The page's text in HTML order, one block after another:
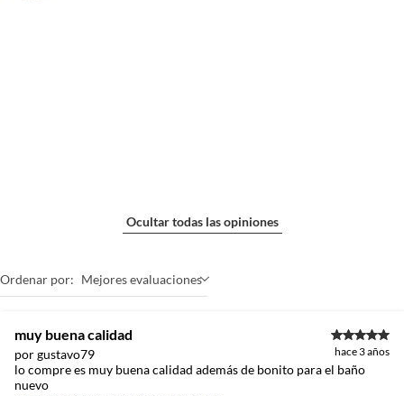
Ocultar todas las opiniones
Ordenar por: Mejores evaluaciones
muy buena calidad
por gustavo79 hace 3 años
lo compre es muy buena calidad además de bonito para el baño
nuevo